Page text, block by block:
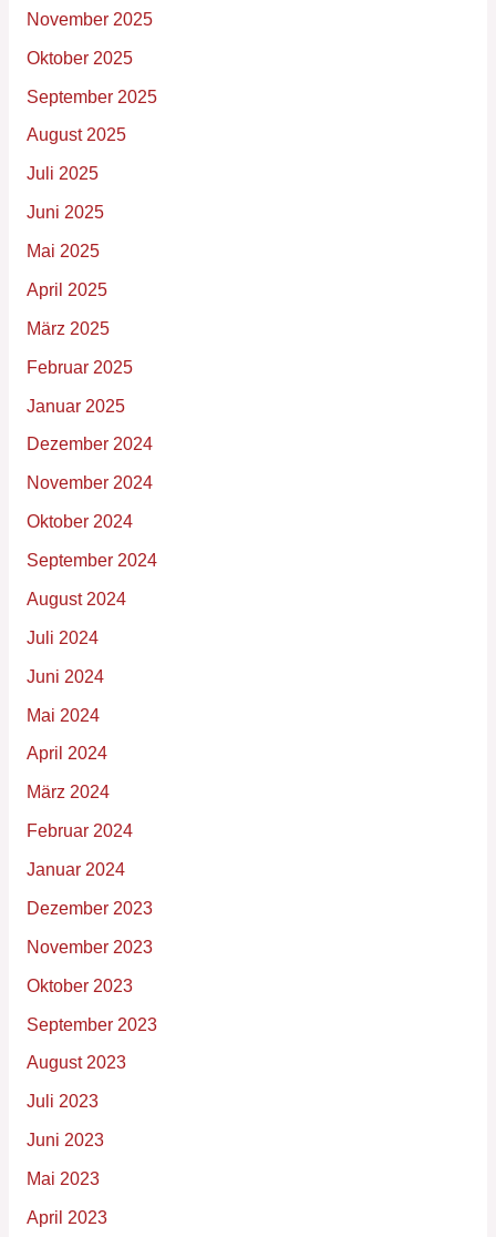
November 2025
Oktober 2025
September 2025
August 2025
Juli 2025
Juni 2025
Mai 2025
April 2025
März 2025
Februar 2025
Januar 2025
Dezember 2024
November 2024
Oktober 2024
September 2024
August 2024
Juli 2024
Juni 2024
Mai 2024
April 2024
März 2024
Februar 2024
Januar 2024
Dezember 2023
November 2023
Oktober 2023
September 2023
August 2023
Juli 2023
Juni 2023
Mai 2023
April 2023